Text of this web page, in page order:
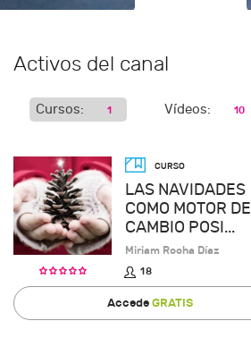
Activos del canal
Cursos: 1 Vídeos: 10
LAS NAVIDADES
COMO MOTOR DE
CAMBIO POSI...
Miriam Rocha Díaz
18
AccedeGRATIS